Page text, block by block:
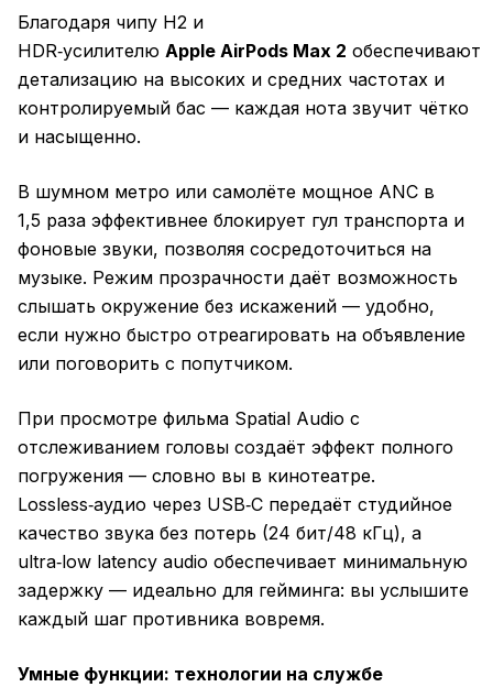
Благодаря чипу H2 и
HDR‑усилителю Apple AirPods Max 2 обеспечивают
детализацию на высоких и средних частотах и
контролируемый бас — каждая нота звучит чётко
и насыщенно.
В шумном метро или самолёте мощное ANC в
1,5 раза эффективнее блокирует гул транспорта и
фоновые звуки, позволяя сосредоточиться на
музыке. Режим прозрачности даёт возможность
слышать окружение без искажений — удобно,
если нужно быстро отреагировать на объявление
или поговорить с попутчиком.
При просмотре фильма Spatial Audio с
отслеживанием головы создаёт эффект полного
погружения — словно вы в кинотеатре.
Lossless‑аудио через USB‑C передаёт студийное
качество звука без потерь (24 бит/48 кГц), а
ultra‑low latency audio обеспечивает минимальную
задержку — идеально для гейминга: вы услышите
каждый шаг противника вовремя.
Умные функции: технологии на службе